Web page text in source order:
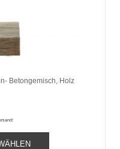
Betongemisch, Holz
Dieses